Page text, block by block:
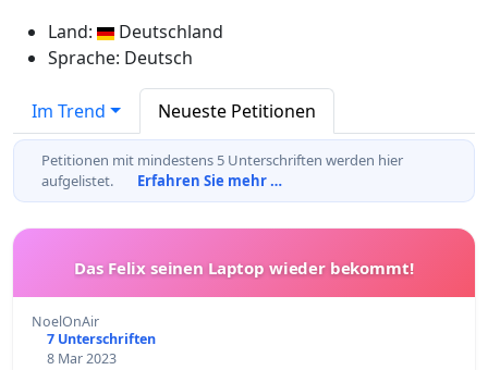
Land:
Deutschland
Sprache: Deutsch
Im Trend Neueste Petitionen
Petitionen mit mindestens 5 Unterschriften werden hier
aufgelistet.
Erfahren Sie mehr …
Das Felix seinen Laptop wieder bekommt!
NoelOnAir
7 Unterschriften
8 Mar 2023